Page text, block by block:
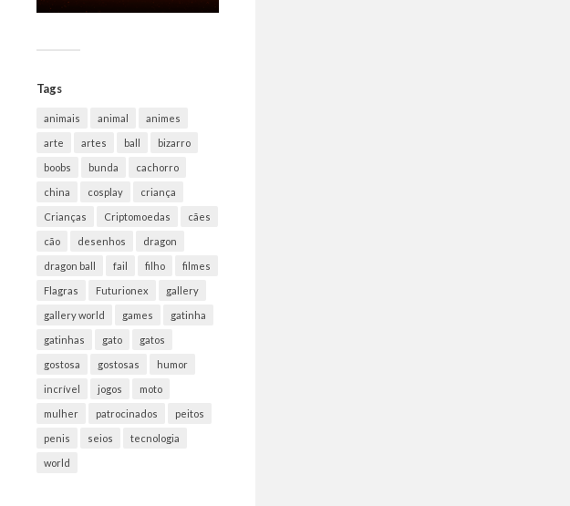
Tags
animais animal animes
arte artes ball bizarro
boobs bunda cachorro
china cosplay criança
Crianças Criptomoedas cães
cão desenhos dragon
dragon ball fail filho filmes
Flagras Futurionex gallery
gallery world games gatinha
gatinhas gato gatos
gostosa gostosas humor
incrível jogos moto
mulher patrocinados peitos
penis seios tecnologia
world